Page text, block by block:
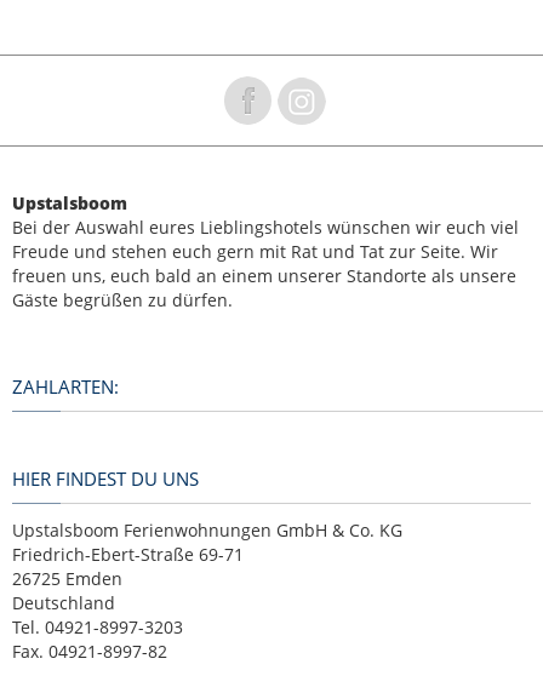
Upstalsboom
Bei der Auswahl eures Lieblingshotels wünschen wir euch viel
Freude und stehen euch gern mit Rat und Tat zur Seite. Wir
freuen uns, euch bald an einem unserer Standorte als unsere
Gäste begrüßen zu dürfen.
ZAHLARTEN:
HIER FINDEST DU UNS
Upstalsboom Ferienwohnungen GmbH & Co. KG
Friedrich-Ebert-Straße 69-71
26725 Emden
Deutschland
Tel. 04921-8997-3203
Fax. 04921-8997-82